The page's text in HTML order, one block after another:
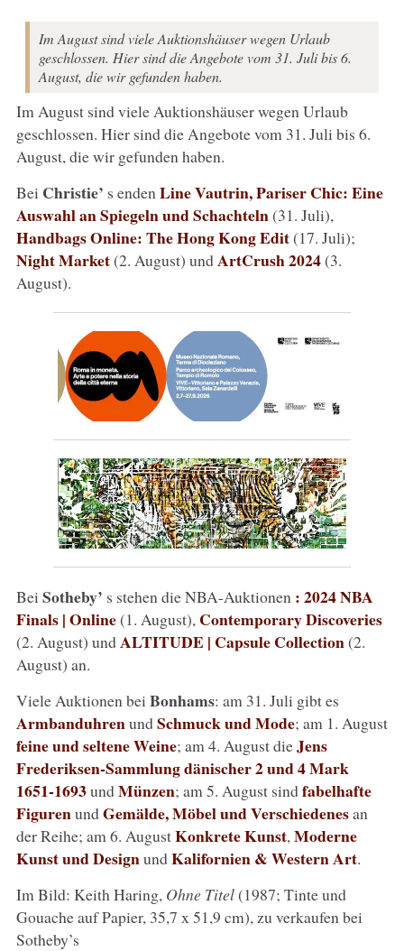
Im August sind viele Auktionshäuser wegen Urlaub
geschlossen. Hier sind die Angebote vom 31. Juli bis 6.
August, die wir gefunden haben.
Im August sind viele Auktionshäuser wegen Urlaub
geschlossen. Hier sind die Angebote vom 31. Juli bis 6.
August, die wir gefunden haben.
Bei Christie’ s enden Line Vautrin, Pariser Chic: Eine
Auswahl an Spiegeln und Schachteln(31. Juli),
Handbags Online: The Hong Kong Edit(17. Juli);
Night Market(2. August) undArtCrush 2024(3.
August).
Bei Sotheby’ s stehen die NBA-Auktionen : 2024 NBA
Finals | Online(1. August), Contemporary Discoveries
(2. August) undALTITUDE | Capsule Collection(2.
August) an.
Viele Auktionen bei Bonhams: am 31. Juli gibt es
ArmbanduhrenundSchmuck und Mode; am 1. August
feine und seltene Weine; am 4. August dieJens
Frederiksen-Sammlung dänischer 2 und 4 Mark
1651-1693undMünzen; am 5. August sindfabelhafte
FigurenundGemälde, Möbel und Verschiedenesan
der Reihe; am 6. AugustKonkrete Kunst, Moderne
Kunst und DesignundKalifornien & Western Art.
Im Bild: Keith Haring, Ohne Titel(1987; Tinte und
Gouache auf Papier, 35,7 x 51,9 cm), zu verkaufen bei
Sotheby’s